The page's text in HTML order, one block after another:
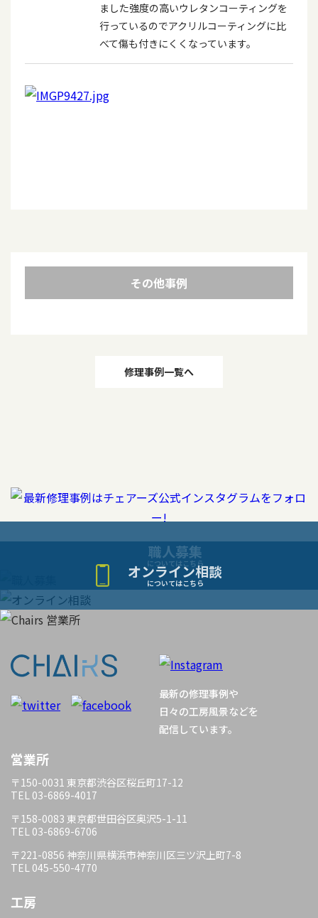
ました強度の高いウレタンコーティングを
行っているのでアクリルコーティングに比
べて傷も付きにくくなっています。
その他事例
ゲ
ー
シ
ョ
ン
修理事例一覧へ
職人募集
についてはこちら
オンライン相談
についてはこちら
最新の修理事例や
日々の工房風景などを
配信しています。
営業所
〒150-0031 東京都渋谷区桜丘町17-12
TEL 03-6869-4017
〒158-0083 東京都世田谷区奥沢5-1-11
TEL 03-6869-6706
〒221-0856 神奈川県横浜市神奈川区三ツ沢上町7-8
TEL 045-550-4770
工房